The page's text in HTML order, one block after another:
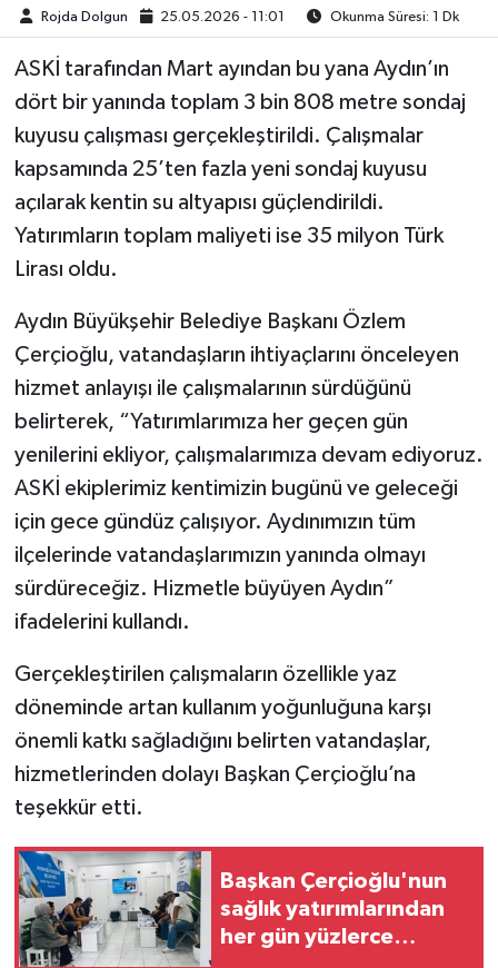
Rojda Dolgun 25.05.2026 - 11:01 Okunma Süresi: 1 Dk
ASKİ tarafından Mart ayından bu yana Aydın’ın
dört bir yanında toplam 3 bin 808 metre sondaj
kuyusu çalışması gerçekleştirildi. Çalışmalar
kapsamında 25’ten fazla yeni sondaj kuyusu
açılarak kentin su altyapısı güçlendirildi.
Yatırımların toplam maliyeti ise 35 milyon Türk
Lirası oldu.
Aydın Büyükşehir Belediye Başkanı Özlem
Çerçioğlu, vatandaşların ihtiyaçlarını önceleyen
hizmet anlayışı ile çalışmalarının sürdüğünü
belirterek, “Yatırımlarımıza her geçen gün
yenilerini ekliyor, çalışmalarımıza devam ediyoruz.
ASKİ ekiplerimiz kentimizin bugünü ve geleceği
için gece gündüz çalışıyor. Aydınımızın tüm
ilçelerinde vatandaşlarımızın yanında olmayı
sürdüreceğiz. Hizmetle büyüyen Aydın”
ifadelerini kullandı.
Gerçekleştirilen çalışmaların özellikle yaz
döneminde artan kullanım yoğunluğuna karşı
önemli katkı sağladığını belirten vatandaşlar,
hizmetlerinden dolayı Başkan Çerçioğlu’na
teşekkür etti.
Başkan Çerçioğlu'nun
sağlık yatırımlarından
her gün yüzlerce
MAGAZİN
ÖZEL HABER
SAĞLIK
ŞİRKET HABERLERİ
TEKNOLOJİ
YAŞAM
YEREL
AFYON
AFYONKARAHİSAR
DENİZLİ
KÜTAHYA
MANİSA
MUĞLA